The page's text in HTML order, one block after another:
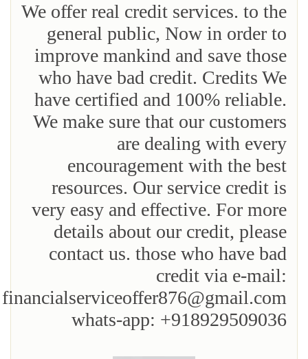
We offer real credit services. to the
general public, Now in order to
improve mankind and save those
who have bad credit. Credits We
have certified and 100% reliable.
We make sure that our customers
are dealing with every
encouragement with the best
resources. Our service credit is
very easy and effective. For more
details about our credit, please
contact us. those who have bad
credit via e-mail:
financialserviceoffer876@gmail.com
whats-app: +918929509036